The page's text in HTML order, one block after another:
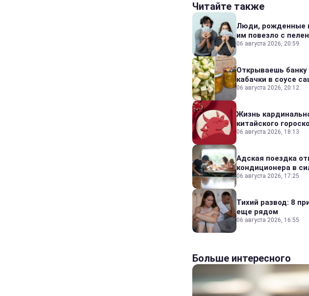
Читайте также
Люди, рожденные
им повезло с
06 августа 2026, 20:59
Открываешь банку
кабачки в соусе
06 августа 2026, 20:12
Жизнь
китайского
06 августа 2026, 18:13
Адская поездка
кондиционера в
06 августа 2026, 17:25
Тихий развод: 8
еще рядом
06 августа 2026, 16:55
Больше интересного